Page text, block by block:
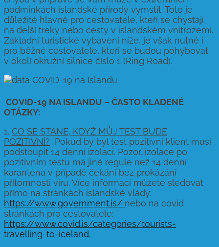
podmínkách islandské přírody vymstít. Toto je
důležité hlavně pro cestovatele, kteří se chystají
na delší treky nebo cesty v islandském vnitrozemí.
Základní turistické vybavení níže, je však nutné i
pro běžné cestovatele, kteří se budou pohybovat
v okolí okružní silnice číslo 1 (Ring Road).
COVID-19 NA ISLANDU – ČASTO KLADENÉ
OTÁZKY:
1. CO SE STANE, KDYŽ MŮJ TEST BUDE
POZITIVNÍ? Pokud by byl test pozitivní klient musí
podstoupit 14 denní izolaci. Pozor, izolace po
pozitivním testu má jiné regule než 14 denní
karanténa v případě čekání bez prokázání
přítomnosti viru. Více informací můžete sledovat
přímo na stránkách islandské vlády:
https://www.government.is/ nebo na covid
stránkách pro cestovatele:
https://www.covid.is/categories/tourists-
travelling-to-iceland.